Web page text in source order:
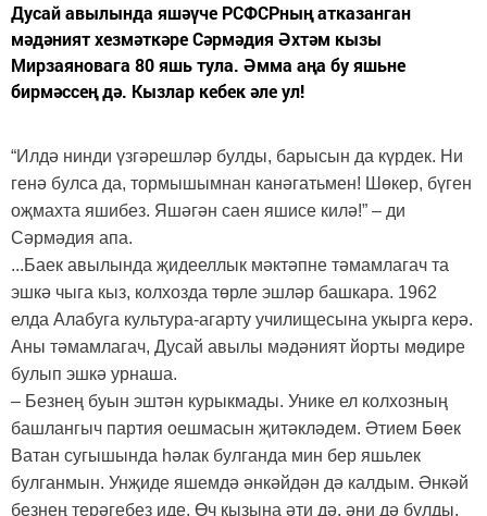
Дусай авылында яшәүче РСФСРның атказанган
мәдәният хезмәткәре Сәрмәдия Әхтәм кызы
Мирзаяновага 80 яшь тула. Әмма аңа бу яшьне
бирмәссең дә. Кызлар кебек әле ул!
“Илдә нинди үзгәрешләр булды, барысын да күрдек. Ни
генә булса да, тормышымнан канәгатьмен! Шөкер, бүген
оҗмахта яшибез. Яшәгән саен яшисе килә!” – ди
Сәрмәдия апа.
...Баек авылында җидееллык мәктәпне тәмамлагач та
эшкә чыга кыз, колхозда төрле эшләр башкара. 1962
елда Алабуга культура-агарту училищесына укырга керә.
Аны тәмамлагач, Дусай авылы мәдәният йорты мөдире
булып эшкә урнаша.
– Безнең буын эштән курыкмады. Унике ел колхозның
башлангыч партия оешмасын җитәкләдем. Әтием Бөек
Ватан сугышында һәлак булганда мин бер яшьлек
булганмын. Унҗиде яшемдә әнкәйдән дә калдым. Әнкәй
безнең терәгебез иде. Өч кызына әти дә, әни дә булды.